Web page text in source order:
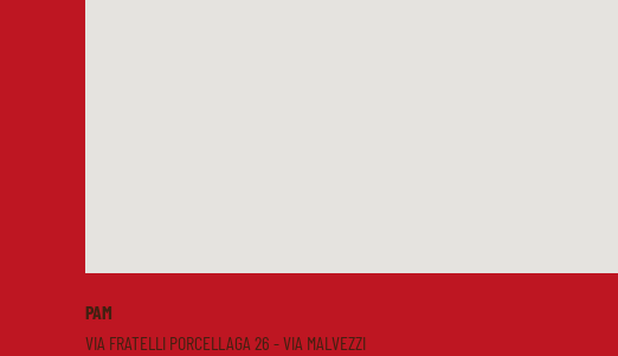
PAM
VIA FRATELLI PORCELLAGA 26 - VIA MALVEZZI